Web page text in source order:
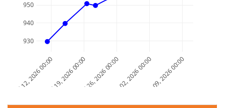
Jul 12, 2026 00:00Jul 19, 2026 00:00Jul 26, 2026 00:00Aug 02, 2026 00:00Aug 09, 2026 00:00
930
940
950
Дата и Время